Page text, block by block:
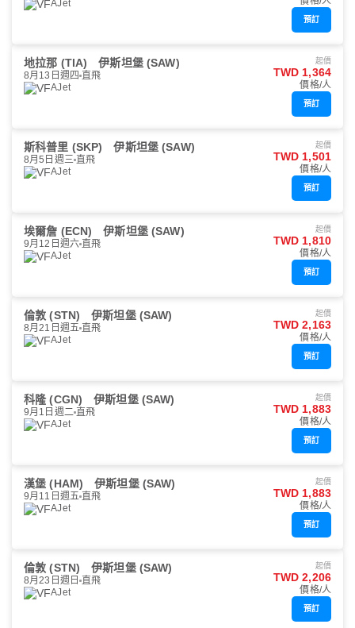
AJet
預訂
地拉那 (TIA) 伊斯坦堡 (SAW)
8月13日週四 直飛
AJet
起價
TWD 1,364
價格/人
預訂
斯科普里 (SKP) 伊斯坦堡 (SAW)
8月5日週三 直飛
AJet
起價
TWD 1,501
價格/人
預訂
埃爾詹 (ECN) 伊斯坦堡 (SAW)
9月12日週六 直飛
AJet
起價
TWD 1,810
價格/人
預訂
倫敦 (STN) 伊斯坦堡 (SAW)
8月21日週五 直飛
AJet
起價
TWD 2,163
價格/人
預訂
科隆 (CGN) 伊斯坦堡 (SAW)
9月1日週二 直飛
AJet
起價
TWD 1,883
價格/人
預訂
漢堡 (HAM) 伊斯坦堡 (SAW)
9月11日週五 直飛
AJet
起價
TWD 1,883
價格/人
預訂
倫敦 (STN) 伊斯坦堡 (SAW)
8月23日週日 直飛
AJet
起價
TWD 2,206
價格/人
預訂